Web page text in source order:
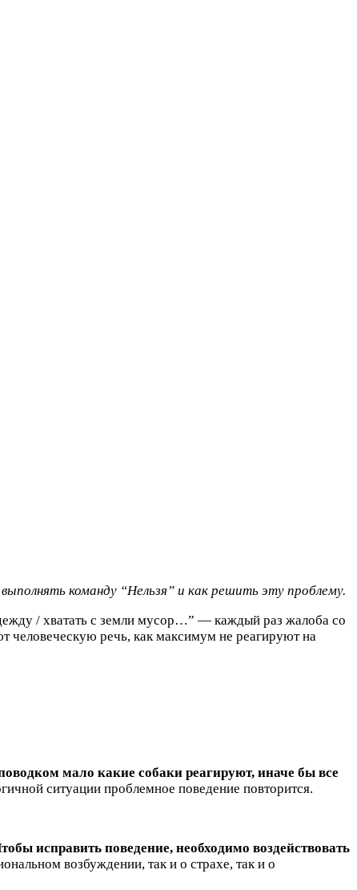
команду “Нельзя” и как решить эту проблему.
/ хватать с земли мусор…” — каждый раз жалоба со
человеческую речь, как максимум не реагируют на
мало какие собаки реагируют, иначе бы все
ситуации проблемное поведение повторится.
исправить поведение, необходимо воздействовать
возбуждении, так и о страхе, так и о